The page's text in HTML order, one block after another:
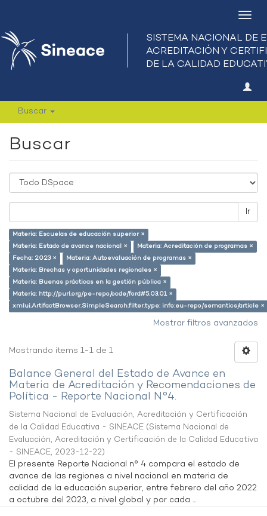
Buscar
Buscar
Ir
Materia: Escuelas de educación superior ×
Materia: Estado de avance nacional ×
Materia: Acreditación de programas ×
Fecha: 2023 ×
Materia: Autoevaluación de programas ×
Materia: Brechas y oportunidades regionales ×
Materia: Buenas prácticas en la gestión pública ×
Materia: http://purl.org/pe-repo/ocde/ford#5.03.01 ×
xmlui.ArtifactBrowser.SimpleSearch.filter.type: info:eu-repo/semantics/article ×
Mostrar filtros avanzados
Mostrando ítems 1-1 de 1
Balance General del Estado de Avance en
Materia de Acreditación y Recomendaciones de
Política - Reporte Nacional N°4.
Sistema Nacional de Evaluación, Acreditación y Certificación
de la Calidad Educativa - SINEACE (Sistema Nacional de
Evaluación, Acreditación y Certificación de la Calidad Educativa
- SINEACE, 2023-12-22)
El presente Reporte Nacional n° 4 compara el estado de
avance de las regiones a nivel nacional en materia de
calidad de la educación superior, entre febrero del año 2022
a octubre del 2023, a nivel global y por cada ...